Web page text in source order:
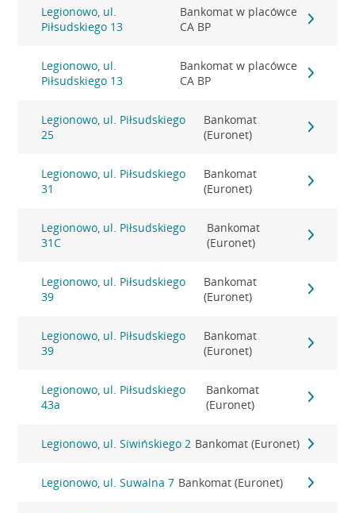
Legionowo, ul.
Piłsudskiego 13
Bankomat w placówce
CA BP
Legionowo, ul.
Piłsudskiego 13
Bankomat w placówce
CA BP
Legionowo, ul. Piłsudskiego
25
Bankomat
(Euronet)
Legionowo, ul. Piłsudskiego
31
Bankomat
(Euronet)
Legionowo, ul. Piłsudskiego
31C
Bankomat
(Euronet)
Legionowo, ul. Piłsudskiego
39
Bankomat
(Euronet)
Legionowo, ul. Piłsudskiego
39
Bankomat
(Euronet)
Legionowo, ul. Piłsudskiego
43a
Bankomat
(Euronet)
Legionowo, ul. Siwińskiego 2 Bankomat (Euronet)
Legionowo, ul. Suwalna 7 Bankomat (Euronet)